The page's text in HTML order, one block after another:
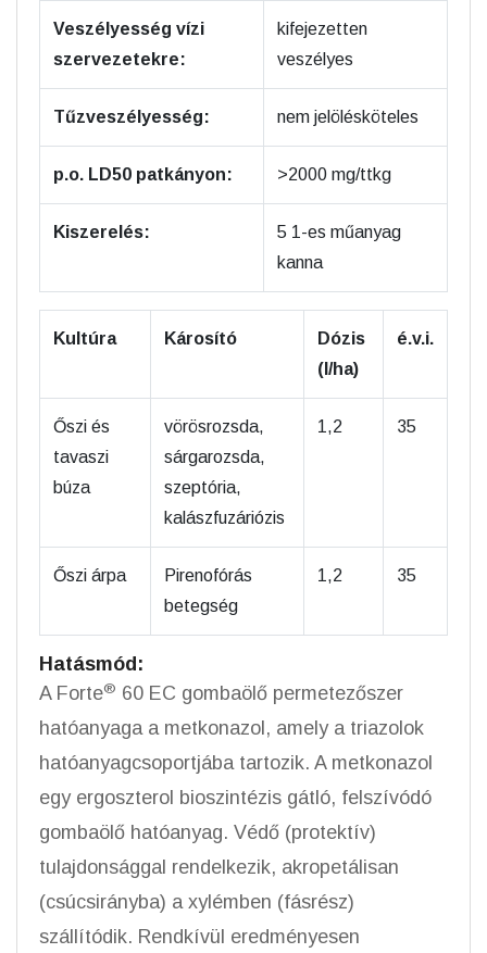
Veszélyesség vízi
szervezetekre:
kifejezetten
veszélyes
Tűzveszélyesség: nem jelölésköteles
p.o. LD50 patkányon: >2000 mg/ttkg
Kiszerelés:
5 1-es műanyag
kanna
Kultúra Károsító
Dózis
(l/ha)
é.v.i.
Őszi és
tavaszi
búza
vörösrozsda,
sárgarozsda,
szeptória,
kalászfuzáriózis
1,2 35
Őszi árpa
Pirenofórás
betegség
1,2 35
Hatásmód:
A Forte® 60 EC gombaölő permetezőszer
hatóanyaga a metkonazol, amely a triazolok
hatóanyagcsoportjába tartozik. A metkonazol
egy ergoszterol bioszintézis gátló, felszívódó
gombaölő hatóanyag. Védő (protektív)
tulajdonsággal rendelkezik, akropetálisan
(csúcsirányba) a xylémben (fásrész)
szállítódik. Rendkívül eredményesen